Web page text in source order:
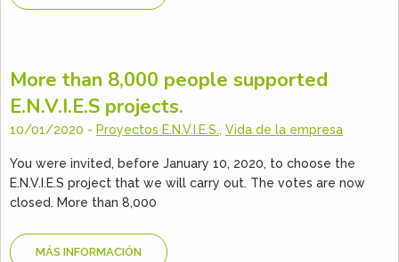
More than 8,000 people supported
E.N.V.I.E.S projects.
10/01/2020 - Proyectos E.N.V.I.E.S., Vida de la empresa
You were invited, before January 10, 2020, to choose the
E.N.V.I.E.S project that we will carry out. The votes are now
closed. More than 8,000
MÁS INFORMACIÓN